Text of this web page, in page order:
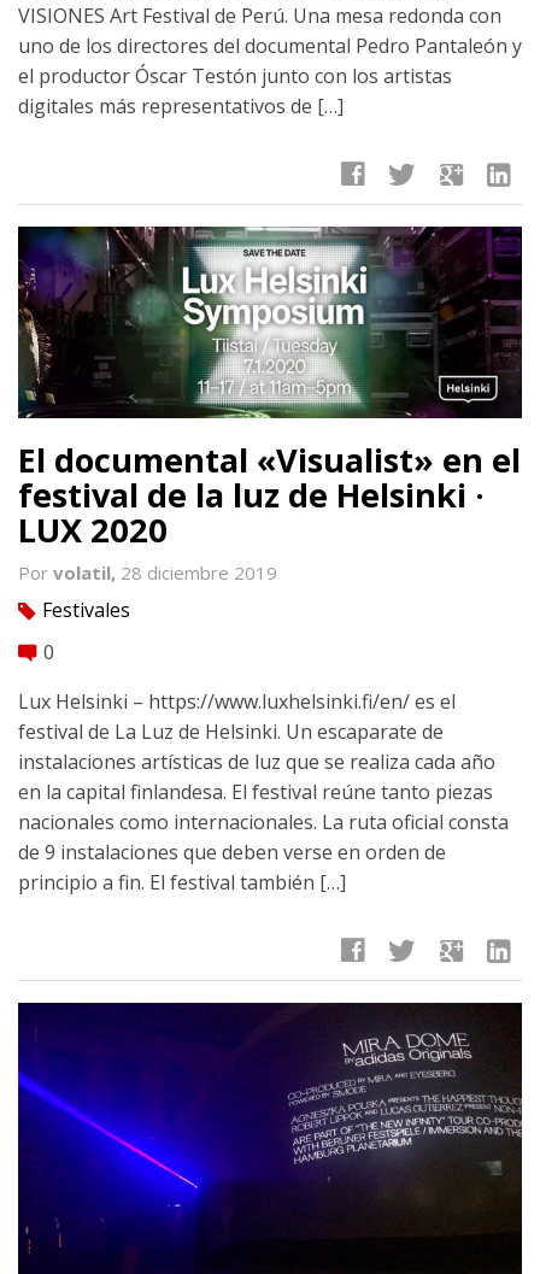
VISIONES Art Festival de Perú. Una mesa redonda con
uno de los directores del documental Pedro Pantaleón y
el productor Óscar Testón junto con los artistas
digitales más representativos de […]
facebook twitter google linkedin
El documental «Visualist» en el
festival de la luz de Helsinki ·
LUX 2020
Por volatil, 28 diciembre 2019
tag Festivales
comment 0
Lux Helsinki – https://www.luxhelsinki.fi/en/ es el
festival de La Luz de Helsinki. Un escaparate de
instalaciones artísticas de luz que se realiza cada año
en la capital finlandesa. El festival reúne tanto piezas
nacionales como internacionales. La ruta oficial consta
de 9 instalaciones que deben verse en orden de
principio a fin. El festival también […]
facebook twitter google linkedin